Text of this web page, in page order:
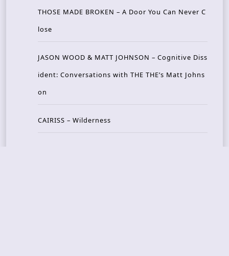
THOSE MADE BROKEN – A Door You Can Never C
lose
JASON WOOD & MATT JOHNSON – Cognitive Diss
ident: Conversations with THE THE’s Matt Johns
on
CAIRISS – Wilderness